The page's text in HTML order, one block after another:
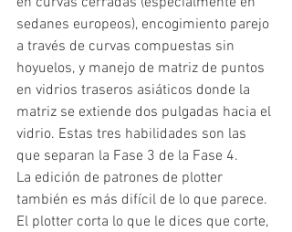
sedanes europeos), encogimiento parejo
a través de curvas compuestas sin
hoyuelos, y manejo de matriz de puntos
en vidrios traseros asiáticos donde la
matriz se extiende dos pulgadas hacia el
vidrio. Estas tres habilidades son las
que separan la Fase 3 de la Fase 4.
La edición de patrones de plotter
también es más difícil de lo que parece.
El plotter corta lo que le dices que corte,